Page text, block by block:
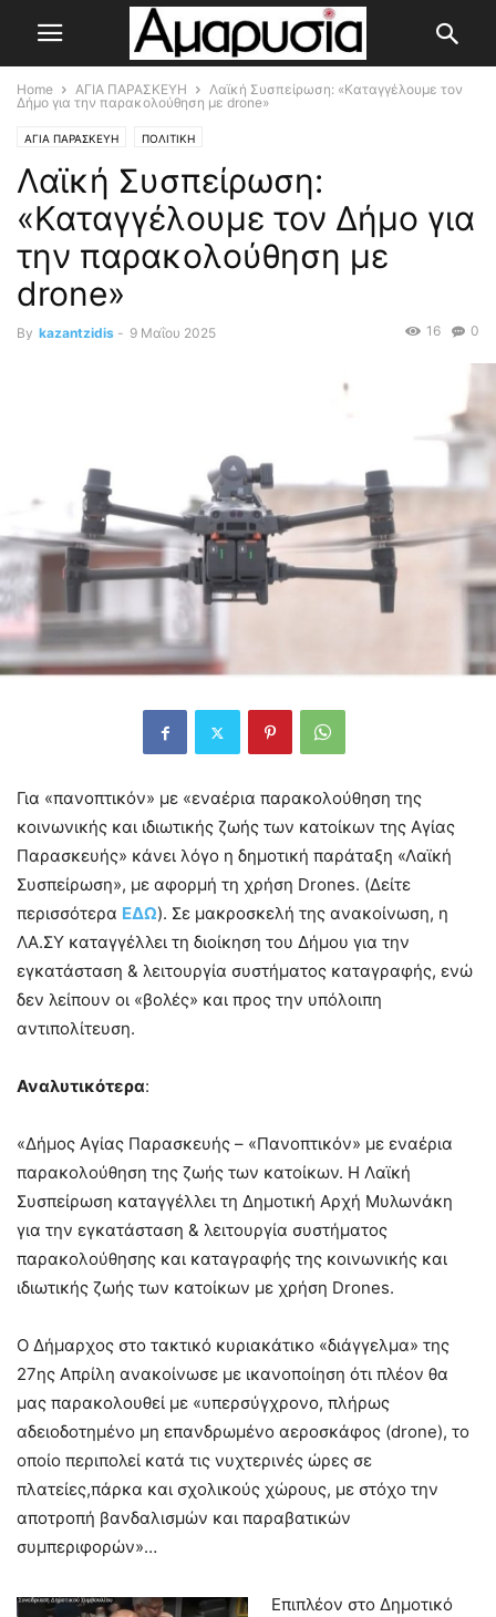
Home ΑΓΙΑ ΠΑΡΑΣΚΕΥΗ
Λαϊκή Συσπείρωση: «Καταγγέλουμε τον
Δήμο για την παρακολούθηση με drone»
ΑΓΙΑ ΠΑΡΑΣΚΕΥΗ ΠΟΛΙΤΙΚΗ
Λαϊκή Συσπείρωση:
«Καταγγέλουμε τον Δήμο για
την παρακολούθηση με
drone»
By kazantzidis - 9 Μαΐου 2025 0
16
Για «πανοπτικόν» με «εναέρια παρακολούθηση της
κοινωνικής και ιδιωτικής ζωής των κατοίκων της Αγίας
Παρασκευής» κάνει λόγο η δημοτική παράταξη «Λαϊκή
Συσπείρωση», με αφορμή τη χρήση Drones. (Δείτε
περισσότερα ΕΔΩ). Σε μακροσκελή της ανακοίνωση, η
ΛΑ.ΣΥ καταγγέλλει τη διοίκηση του Δήμου για την
εγκατάσταση & λειτουργία συστήματος καταγραφής, ενώ
δεν λείπουν οι «βολές» και προς την υπόλοιπη
αντιπολίτευση.
Αναλυτικότερα:
«Δήμος Αγίας Παρασκευής – «Πανοπτικόν» με εναέρια
παρακολούθηση της ζωής των κατοίκων. Η Λαϊκή
Συσπείρωση καταγγέλλει τη Δημοτική Αρχή Μυλωνάκη
για την εγκατάσταση & λειτουργία συστήματος
παρακολούθησης και καταγραφής της κοινωνικής και
ιδιωτικής ζωής των κατοίκων με χρήση Drones.
Ο Δήμαρχος στο τακτικό κυριακάτικο «διάγγελμα» της
27ης Απρίλη ανακοίνωσε με ικανοποίηση ότι πλέον θα
μας παρακολουθεί με «υπερσύγχρονο, πλήρως
αδειοδοτημένο μη επανδρωμένο αεροσκάφος (drone), το
οποίο περιπολεί κατά τις νυχτερινές ώρες σε
πλατείες,πάρκα και σχολικούς χώρους, με στόχο την
αποτροπή βανδαλισμών και παραβατικών
συμπεριφορών»…
Επιπλέον στο Δημοτικό